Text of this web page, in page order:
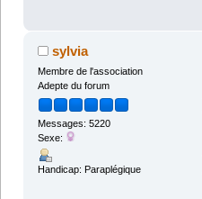
sylvia
Membre de l'association
Adepte du forum
Messages: 5220
Sexe:
Handicap: Paraplégique